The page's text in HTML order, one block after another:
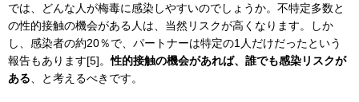
では、どんな人が梅毒に感染しやすいのでしょうか。不特定多数と
の性的接触の機会がある人は、当然リスクが高くなります。しか
し、感染者の約20％で、パートナーは特定の1人だけだったという
報告もあります[5]。性的接触の機会があれば、誰でも感染リスクが
ある 、と考えるべきです。